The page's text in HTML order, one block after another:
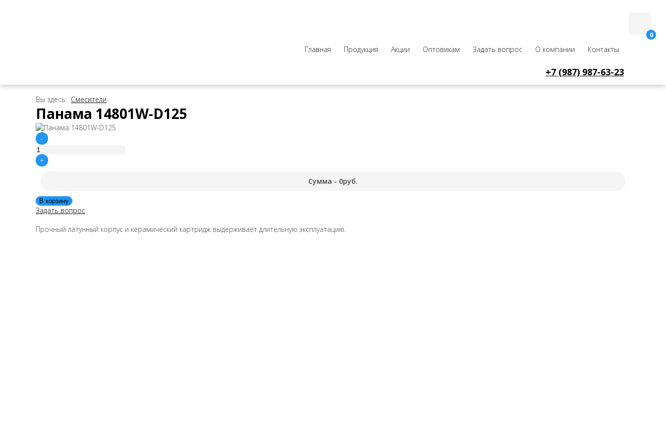
Главная Продукция Акции Оптовикам Задать вопрос О компании Контакты
+7 (987) 987-63-23
0
Вы здесь: Смесители
Панама 14801W-D125
-
+
Сумма - 0руб.
Задать вопрос
Прочный латунный корпус и керамический картридж выдерживает длительную эксплуатацию.